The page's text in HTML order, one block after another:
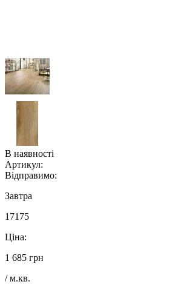
В наявності
Артикул:
Відправимо:
Завтра
17175
Ціна:
1 685 грн
/ м.кв.